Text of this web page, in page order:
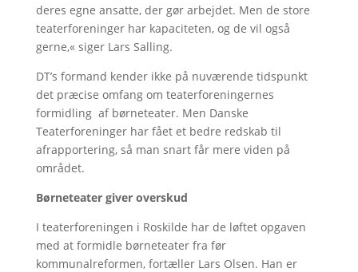
deres egne ansatte, der gør arbejdet. Men de store
teaterforeninger har kapaciteten, og de vil også
gerne,« siger Lars Salling.
DT’s formand kender ikke på nuværende tidspunkt
det præcise omfang om teaterforeningernes
formidling af børneteater. Men Danske
Teaterforeninger har fået et bedre redskab til
afrapportering, så man snart får mere viden på
området.
Børneteater giver overskud
I teaterforeningen i Roskilde har de løftet opgaven
med at formidle børneteater fra før
kommunalreformen, fortæller Lars Olsen. Han er